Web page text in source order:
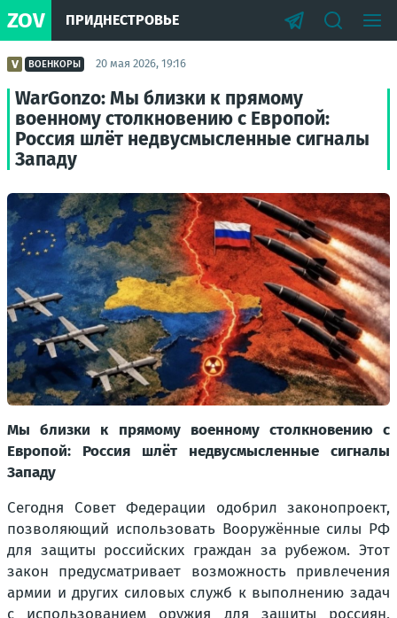
ZOV ПРИДНЕСТРОВЬЕ
ВОЕНКОРЫ 20 мая 2026, 19:16
WarGonzo: Мы близки к прямому
военному столкновению с Европой:
Россия шлёт недвусмысленные сигналы
Западу
Мы близки к прямому военному столкновению с
Европой: Россия шлёт недвусмысленные сигналы
Западу
Сегодня Совет Федерации одобрил законопроект,
позволяющий использовать Вооружённые силы РФ
для защиты российских граждан за рубежом. Этот
закон предусматривает возможность привлечения
армии и других силовых служб к выполнению задач
с использованием оружия для защиты россиян,